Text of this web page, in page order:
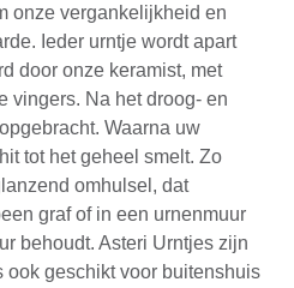
onze vergankelijkheid en
Ieder urntje wordt apart
door onze keramist, met
vingers. Na het droog- en
Waarna uw
tot het geheel smelt. Zo
omhulsel, dat
graf of in een urnenmuur
behoudt. Asteri Urntjes zijn
ook geschikt voor buitenshuis